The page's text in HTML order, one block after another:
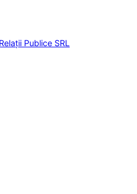
Publice SRL